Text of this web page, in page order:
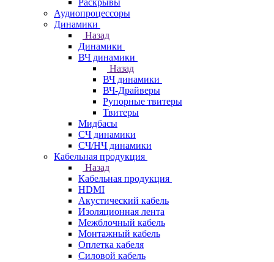
Раскрывы
Аудиопроцессоры
Динамики
Назад
Динамики
ВЧ динамики
Назад
ВЧ динамики
ВЧ-Драйверы
Рупорные твитеры
Твитеры
Мидбасы
СЧ динамики
СЧ/НЧ динамики
Кабельная продукция
Назад
Кабельная продукция
HDMI
Акустический кабель
Изоляционная лента
Межблочный кабель
Монтажный кабель
Оплетка кабеля
Силовой кабель